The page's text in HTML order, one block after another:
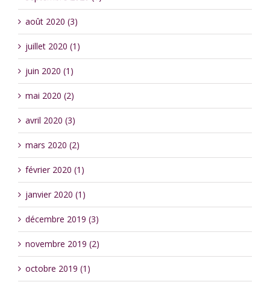
août 2020 (3)
juillet 2020 (1)
juin 2020 (1)
mai 2020 (2)
avril 2020 (3)
mars 2020 (2)
février 2020 (1)
janvier 2020 (1)
décembre 2019 (3)
novembre 2019 (2)
octobre 2019 (1)